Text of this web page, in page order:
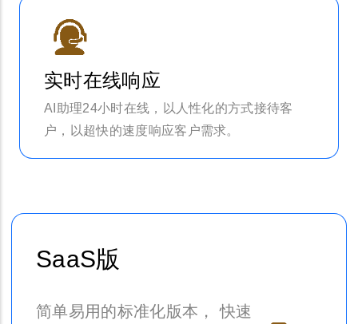
实时在线响应
AI助理24小时在线，以人性化的方式接待客
户，以超快的速度响应客户需求。
SaaS版
简单易用的标准化版本， 快速